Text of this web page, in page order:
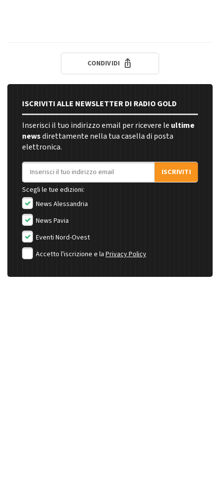
CONDIVIDI
ISCRIVITI ALLE NEWSLETTER DI RADIO GOLD
Inserisci il tuo indirizzo email per ricevere le ultime
newsdirettamente nella tua casella di posta
elettronica.
Indirizzo email
ISCRIVITI
Scegli le tue edizioni:
News Alessandria
News Pavia
Eventi Nord-Ovest
Accetto l'iscrizione e la Privacy Policy